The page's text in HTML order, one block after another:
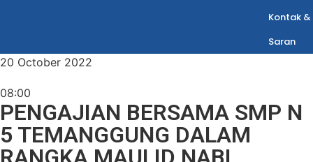
Kontak &
Saran
20 October 2022
08:00
PENGAJIAN BERSAMA SMP N
5 TEMANGGUNG DALAM